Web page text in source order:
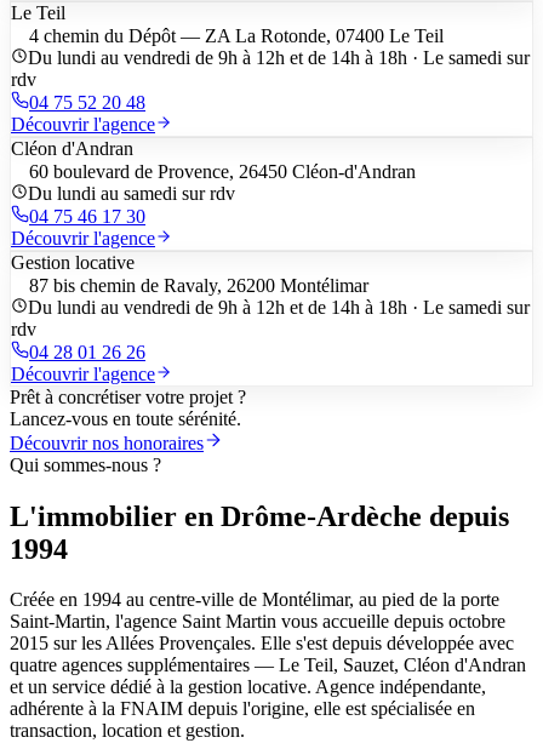
Le Teil
4 chemin du Dépôt — ZA La Rotonde, 07400 Le Teil
Du lundi au vendredi de 9h à 12h et de 14h à 18h · Le samedi sur
rdv
04 75 52 20 48
Découvrir l'agence
Cléon d'Andran
60 boulevard de Provence, 26450 Cléon-d'Andran
Du lundi au samedi sur rdv
04 75 46 17 30
Découvrir l'agence
Gestion locative
87 bis chemin de Ravaly, 26200 Montélimar
Du lundi au vendredi de 9h à 12h et de 14h à 18h · Le samedi sur
rdv
04 28 01 26 26
Découvrir l'agence
Prêt à concrétiser votre projet ?
Lancez-vous en toute sérénité.
Découvrir nos honoraires
Qui sommes-nous ?
L'immobilier en Drôme-Ardèche depuis
1994
Créée en 1994 au centre-ville de Montélimar, au pied de la porte
Saint-Martin, l'agence Saint Martin vous accueille depuis octobre
2015 sur les Allées Provençales. Elle s'est depuis développée avec
quatre agences supplémentaires — Le Teil, Sauzet, Cléon d'Andran
et un service dédié à la gestion locative. Agence indépendante,
adhérente à la FNAIM depuis l'origine, elle est spécialisée en
transaction, location et gestion.